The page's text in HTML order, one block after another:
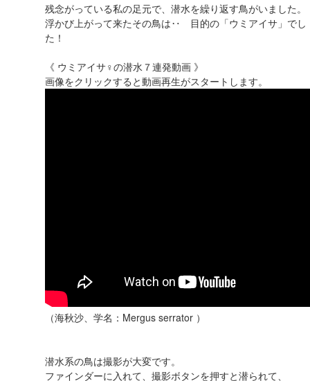
残念がっている私の足元で、潜水を繰り返す鳥がいました。
浮かび上がって来たその鳥は‥ 目的の「ウミアイサ」でし
た！
《 ウミアイサ♀の潜水７連発動画 》
画像をクリックすると動画再生がスタートします。
（海秋沙、学名：Mergus serrator ）
潜水系の鳥は撮影が大変です。
ファインダーに入れて、撮影ボタンを押すと潜られて、